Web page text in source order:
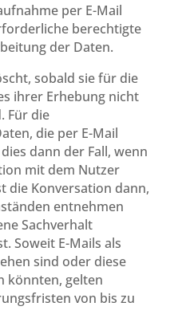
per E-Mail
berechtigte
der Daten.
sobald sie für die
ihrer Erhebung nicht
Für die
die per E-Mail
dann der Fall, wenn
mit dem Nutzer
die Konversation dann,
entnehmen
Sachverhalt
Soweit E-Mails als
sind oder diese
könnten, gelten
von bis zu